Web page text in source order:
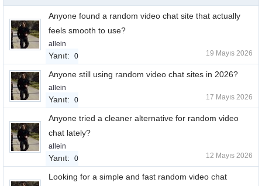
Anyone found a random video chat site that actually
feels smooth to use?
allein
Yanıt: 0 19 Mayıs 2026
Anyone still using random video chat sites in 2026?
allein
Yanıt: 0 17 Mayıs 2026
Anyone tried a cleaner alternative for random video
chat lately?
allein
Yanıt: 0 12 Mayıs 2026
Looking for a simple and fast random video chat